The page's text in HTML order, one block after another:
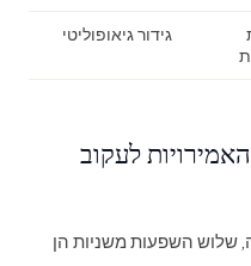
גידור גיאופוליטי
לעקוב
שלוש השפעות משניות הן